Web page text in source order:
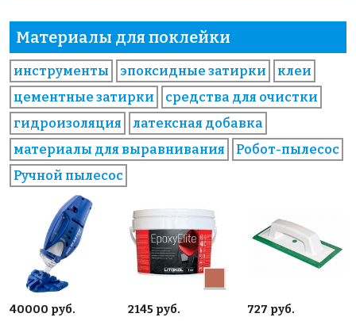
Материалы для поклейки
инструменты эпоксидные затирки
клеи
цементные затирки
средства для очистки
гидроизоляция
латексная добавка
материалы для выравнивания
Робот-пылесос
Ручной пылесос
40000 руб.
2145 руб.
727 руб.